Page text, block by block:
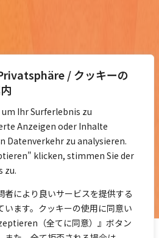
/ クッキーの
Ihr Surferlebnis zu
Anzeigen oder Inhalte
Datenverkehr zu analysieren.
klicken, stimmen Sie der
zu.
者により良いサービスを提供する
います。クッキーの使用に同意い
（全てに同意）』ボタン
ンバー